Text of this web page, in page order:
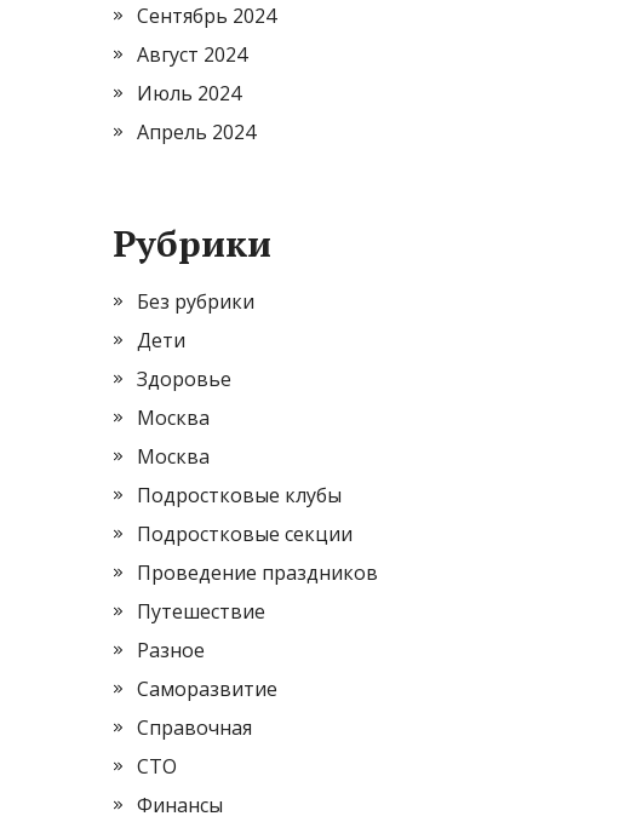
Сентябрь 2024
Август 2024
Июль 2024
Апрель 2024
Рубрики
Без рубрики
Дети
Здоровье
Москва
Москва
Подростковые клубы
Подростковые секции
Проведение праздников
Путешествие
Разное
Саморазвитие
Справочная
СТО
Финансы